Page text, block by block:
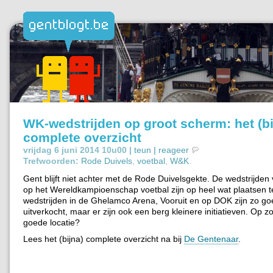
WK-wedstrijden op groot scherm: het
complete overzicht
vrijdag 6 juni 2014 10u00 | teun | reageer
Trefwoorden: Rode Duivels voetbal W&K
Gent blijft niet achter met de Rode Duivelsgekte. De wedstrijden
op het Wereldkampioenschap voetbal zijn op heel wat plaatsen
wedstrijden in de Ghelamco Arena, Vooruit en op DOK zijn zo
uitverkocht, maar er zijn ook een berg kleinere initiatieven. Op
goede locatie?
Lees het (bijna) complete overzicht na bij De Gentenaar.